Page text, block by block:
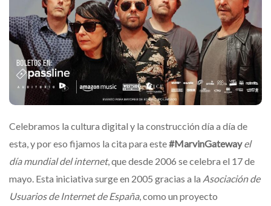
Celebramos la cultura digital y la construcción día a día de
esta, y por eso fijamos la cita para este#MarvinGateway el
día mundial del internet, que desde 2006 se celebra el 17 de
mayo. Esta iniciativa surge en 2005 gracias a la Asociación de
Usuarios de Internet de España, como un proyecto